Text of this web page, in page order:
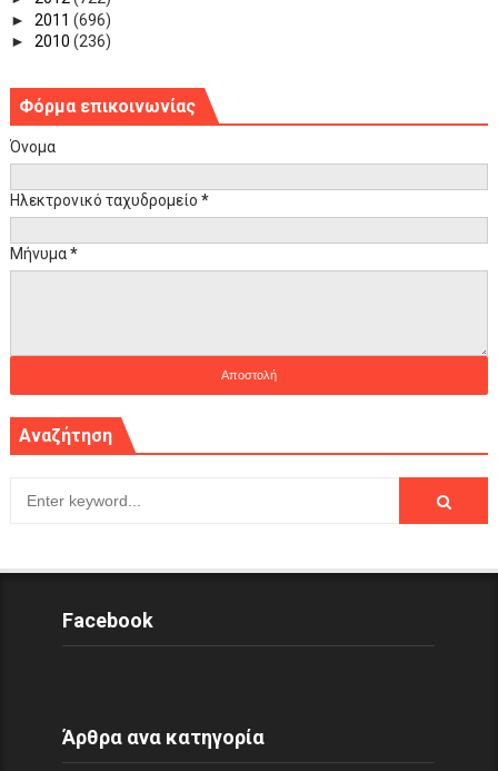
► 2011 (696)
► 2010 (236)
Φόρμα επικοινωνίας
Όνομα
Ηλεκτρονικό ταχυδρομείο *
Μήνυμα*
Αναζήτηση
Facebook
Άρθρα ανα κατηγορία